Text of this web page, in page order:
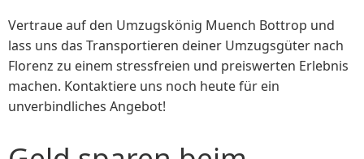
Vertraue auf den Umzugskönig Muench Bottrop und
lass uns das Transportieren deiner Umzugsgüter nach
Florenz zu einem stressfreien und preiswerten Erlebnis
machen. Kontaktiere uns noch heute für ein
unverbindliches Angebot!